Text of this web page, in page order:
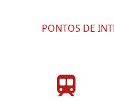
PONTOS DE